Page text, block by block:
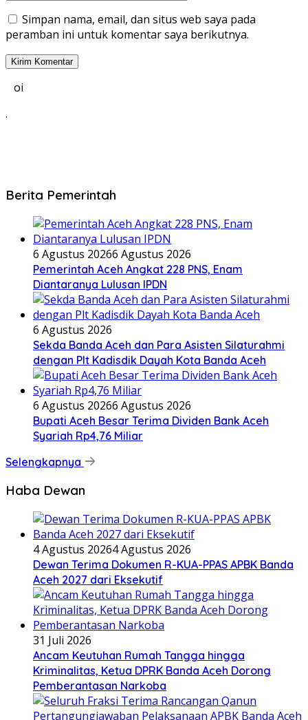
Simpan nama, email, dan situs web saya pada
peramban ini untuk komentar saya berikutnya.
oi
.
Berita Pemerintah
6 Agustus 20266 Agustus 2026
Pemerintah Aceh Angkat 228 PNS, Enam
Diantaranya Lulusan IPDN
6 Agustus 2026
Sekda Banda Aceh dan Para Asisten Silaturahmi
dengan Plt Kadisdik Dayah Kota Banda Aceh
6 Agustus 20266 Agustus 2026
Bupati Aceh Besar Terima Dividen Bank Aceh
Syariah Rp4,76 Miliar
Selengkapnya
Haba Dewan
4 Agustus 20264 Agustus 2026
Dewan Terima Dokumen R-KUA-PPAS APBK Banda
Aceh 2027 dari Eksekutif
31 Juli 2026
Ancam Keutuhan Rumah Tangga hingga
Kriminalitas, Ketua DPRK Banda Aceh Dorong
Pemberantasan Narkoba